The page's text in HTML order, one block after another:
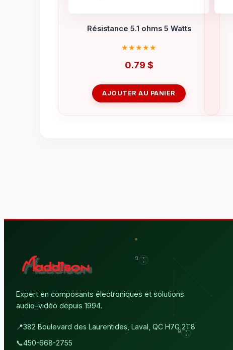
Résistance 5.1 ohms 5 Watts
0.79 $
AJOUTER AU PANIER
Expert en composants électroniques et solutions
audio-vidéo depuis 1994.
📍382 Boulevard des Laurentides, Laval, QC H7G 2T8
📞450-668-2755